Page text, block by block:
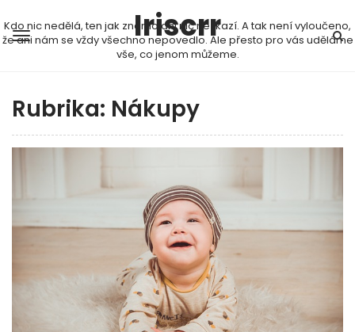
Iriscrr
Kdo nic nedělá, ten jak známo ani nic nezkazí. A tak není vyloučeno,
že ani nám se vždy všechno nepovedlo. Ale přesto pro vás uděláme
vše, co jenom můžeme.
Rubrika: Nákupy